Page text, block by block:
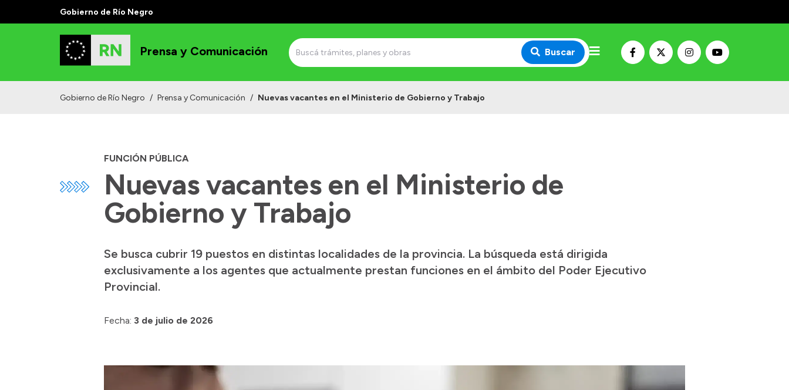
Gobierno de Río Negro
Prensa y Comunicación Buscar
Gobierno de Río Negro / Prensa y Comunicación / Nuevas vacantes en el Ministerio de Gobierno y Trabajo
FUNCIÓN PÚBLICA
Nuevas vacantes en el Ministerio de
Gobierno y Trabajo
Se busca cubrir 19 puestos en distintas localidades de la provincia. La búsqueda está dirigida
exclusivamente a los agentes que actualmente prestan funciones en el ámbito del Poder Ejecutivo
Provincial.
Fecha: 3 de julio de 2026